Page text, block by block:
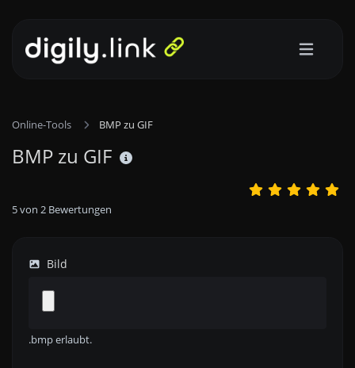
Online-Tools BMP zu GIF
BMP zu GIF
5von 2 Bewertungen
Bild
.bmp erlaubt.